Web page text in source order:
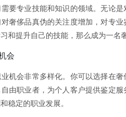
要专业技能和知识的领域。无论
奢侈品真伪的关注度增加，对专
和提升自己的技能，那么成为一名
会
机会非常多样化。你可以选择在
由职业者，为个人客户提供鉴定
稳定的职业发展。